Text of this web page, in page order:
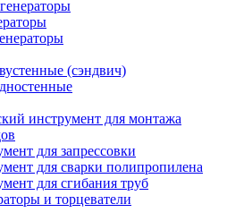
(сэндвич)
инструмент для монтажа
для запрессовки
для сварки полипропилена
для сгибания труб
и торцеватели